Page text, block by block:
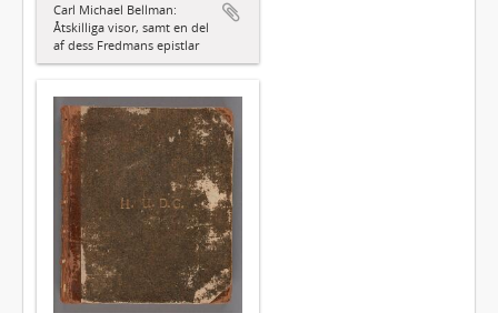
Carl Michael Bellman:
Åtskilliga visor, samt en del
af dess Fredmans epistlar